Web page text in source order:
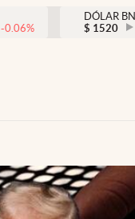
México
-0.06%
DÓLAR
$ 1520